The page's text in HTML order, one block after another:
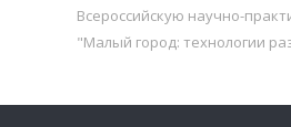
Всероссийскую научно-
"Малый город: технологии